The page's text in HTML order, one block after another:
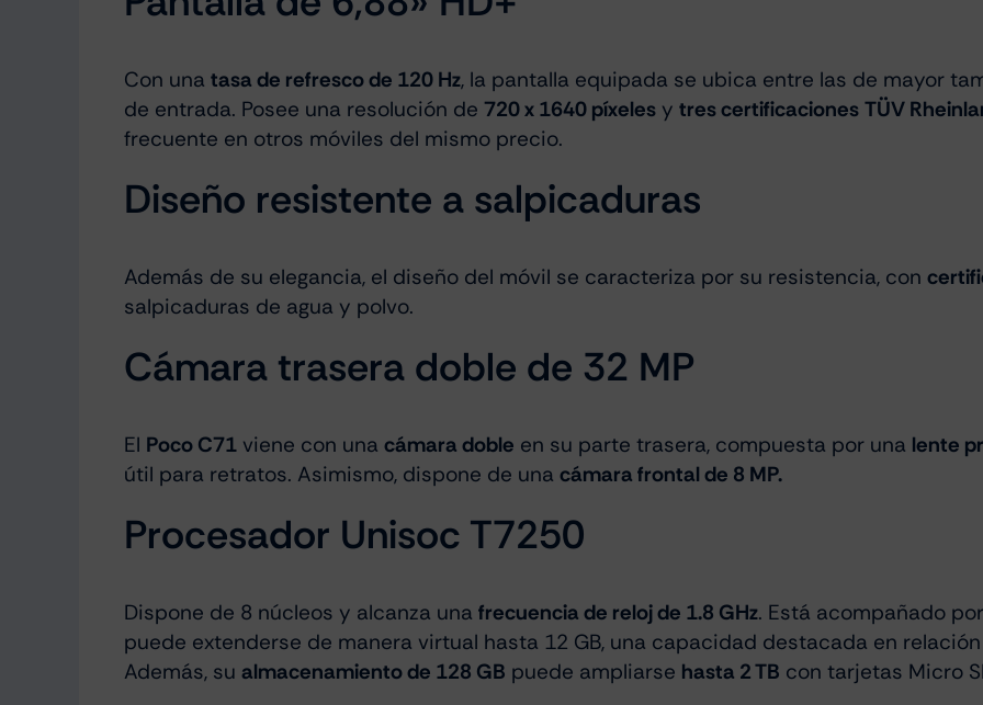
Con una tasa de refresco de 120 Hz, la pantalla equipada se ubica entre las de mayor
de entrada. Posee una resolución de 720 x 1640 píxelesy tres certificaciones TÜV
frecuente en otros móviles del mismo precio.
Diseño resistente a salpicaduras
Además de su elegancia, el diseño del móvil se caracteriza por su resistencia, con
salpicaduras de agua y polvo.
Cámara trasera doble de 32 MP
El Poco C71viene con una cámara doble en su parte trasera, compuesta por una lente
útil para retratos. Asimismo, dispone de una cámara frontal de 8 MP.
Procesador Unisoc T7250
Dispone de 8 núcleos y alcanza una frecuencia de reloj de 1.8 GHz. Está acompañado
puede extenderse de manera virtual hasta 12 GB, una capacidad destacada en
Además, su almacenamiento de 128 GB puede ampliarse hasta 2 TB con tarjetas Micro